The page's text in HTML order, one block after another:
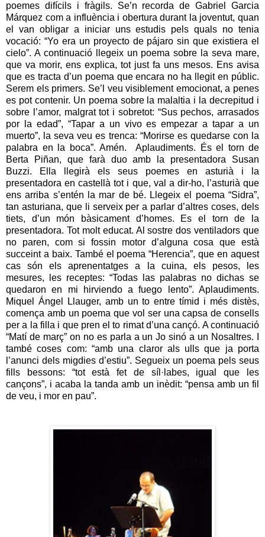
poemes difícils i fràgils. Se’n recorda de Gabriel Garcia
Márquez com a influència i obertura durant la joventut, quan
el van obligar a iniciar uns estudis pels quals no tenia
vocació: “Yo era un proyecto de pájaro sin que existiera el
cielo”. A continuació llegeix un poema sobre la seva mare,
que va morir, ens explica, tot just fa uns mesos. Ens avisa
que es tracta d’un poema que encara no ha llegit en públic.
Serem els primers. Se’l veu visiblement emocionat, a penes
es pot contenir. Un poema sobre la malaltia i la decrepitud i
sobre l’amor, malgrat tot i sobretot: “Sus pechos, arrasados
por la edad”, “Tapar a un vivo es empezar a tapar a un
muerto”, la seva veu es trenca: “Morirse es quedarse con la
palabra en la boca”. Amén. Aplaudiments. És el torn de
Berta Piñan, que farà duo amb la presentadora Susan
Buzzi. Ella llegirà els seus poemes en asturià i la
presentadora en castellà tot i que, val a dir-ho, l’asturià que
ens arriba s’entén la mar de bé. Llegeix el poema “Sidra”,
tan asturiana, que li serveix per a parlar d’altres coses, dels
tiets, d’un món bàsicament d’homes. Es el torn de la
presentadora. Tot molt educat. Al sostre dos ventiladors que
no paren, com si fossin motor d’alguna cosa que està
succeint a baix. També el poema “Herencia”, que en aquest
cas són els aprenentatges a la cuina, els pesos, les
mesures, les receptes: “Todas las palabras no dichas se
quedaron en mi hirviendo a fuego lento”. Aplaudiments.
Miquel Ángel Llauger, amb un to entre tímid i més distès,
comença amb un poema que vol ser una capsa de consells
per a la filla i que pren el to rimat d’una cançó. A continuació
“Matí de març” on no es parla a un Jo sinó a un Nosaltres. I
també coses com: “amb una claror als ulls que ja porta
l’anunci dels migdies d’estiu”. Segueix un poema pels seus
fills bessons: “tot està fet de síl·labes, igual que les
cançons”, i acaba la tanda amb un inèdit: “pensa amb un fil
de veu, i mor en pau”.